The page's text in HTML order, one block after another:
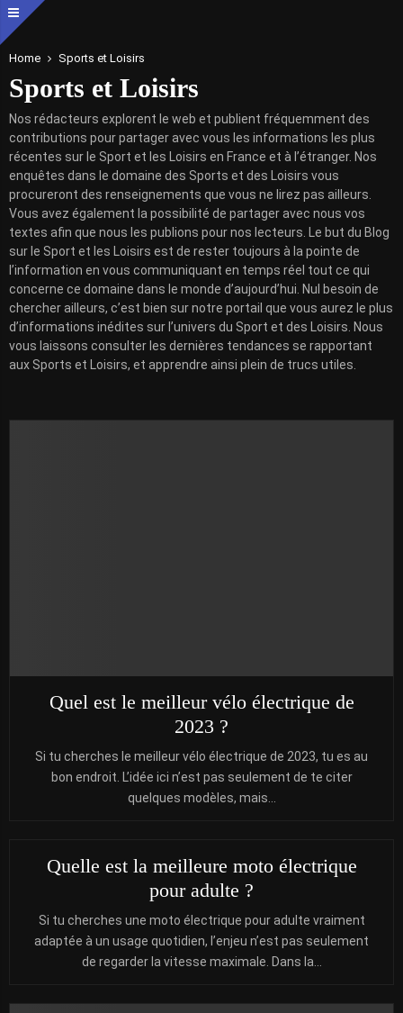
Home Sports et Loisirs
Sports et Loisirs
Nos rédacteurs explorent le web et publient fréquemment des
contributions pour partager avec vous les informations les plus
récentes sur le Sport et les Loisirs en France et à l’étranger. Nos
enquêtes dans le domaine des Sports et des Loisirs vous
procureront des renseignements que vous ne lirez pas ailleurs.
Vous avez également la possibilité de partager avec nous vos
textes afin que nous les publions pour nos lecteurs. Le but du Blog
sur le Sport et les Loisirs est de rester toujours à la pointe de
l’information en vous communiquant en temps réel tout ce qui
concerne ce domaine dans le monde d’aujourd’hui. Nul besoin de
chercher ailleurs, c’est bien sur notre portail que vous aurez le plus
d’informations inédites sur l’univers du Sport et des Loisirs. Nous
vous laissons consulter les dernières tendances se rapportant
aux Sports et Loisirs, et apprendre ainsi plein de trucs utiles.
Quel est le meilleur vélo électrique de
2023 ?
Si tu cherches le meilleur vélo électrique de 2023, tu es au
bon endroit. L’idée ici n’est pas seulement de te citer
quelques modèles, mais...
Quelle est la meilleure moto électrique
pour adulte ?
Si tu cherches une moto électrique pour adulte vraiment
adaptée à un usage quotidien, l’enjeu n’est pas seulement
de regarder la vitesse maximale. Dans la...